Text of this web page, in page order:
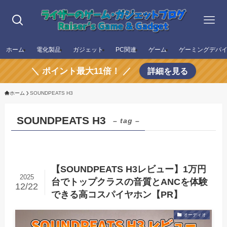
ホーム 電化製品 ガジェット PC関連 ゲーム ゲーミングデバ
＼ ポイント最大11倍！ ／ 詳細を見る
ホーム SOUNDPEATS H3
SOUNDPEATS H3 – tag –
【SOUNDPEATS H3レビュー】1万円
台でトップクラスの音質とANCを体験
できる高コスパイヤホン【PR】
2025
12/22
オーディオ